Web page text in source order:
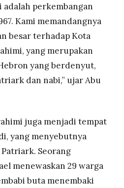
perkembangan
Kami memandangnya
besar terhadap Kota
yang merupakan
yang berdenyut,
dan nabi,” ujar Abu
juga menjadi tempat
yang menyebutnya
Patriark. Seorang
menewaskan 29 warga
buta menembaki